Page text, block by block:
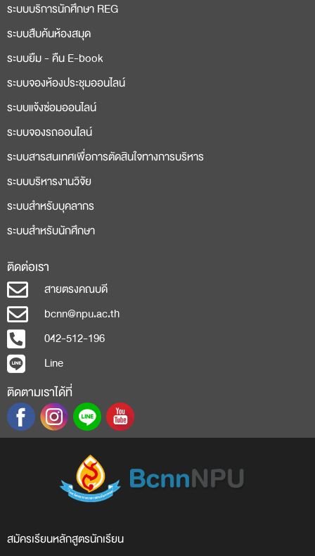
ระบบบริการนักศึกษา REG
ระบบสืบค้นห้องสมุด
ระบบยืม - คืน E-book
ระบบจองห้องประชุมออนไลน์
ระบบแจ้งซ่อมออนไลน์
ระบบจองรถออนไลน์
ระบบสารสนเทศเพื่อการตัดสินใจทางการบริหาร
ระบบบริหารงานวิจัย
ระบบสำหรับบุคลากร
ระบบสำหรับนักศึกษา
ติดต่อเรา
สายตรงคณบดี
bcnn@npu.ac.th
042-512-196
Line
ติดตามเราได้ที่
สมัครเรียนหลักสูตรนักเรียน